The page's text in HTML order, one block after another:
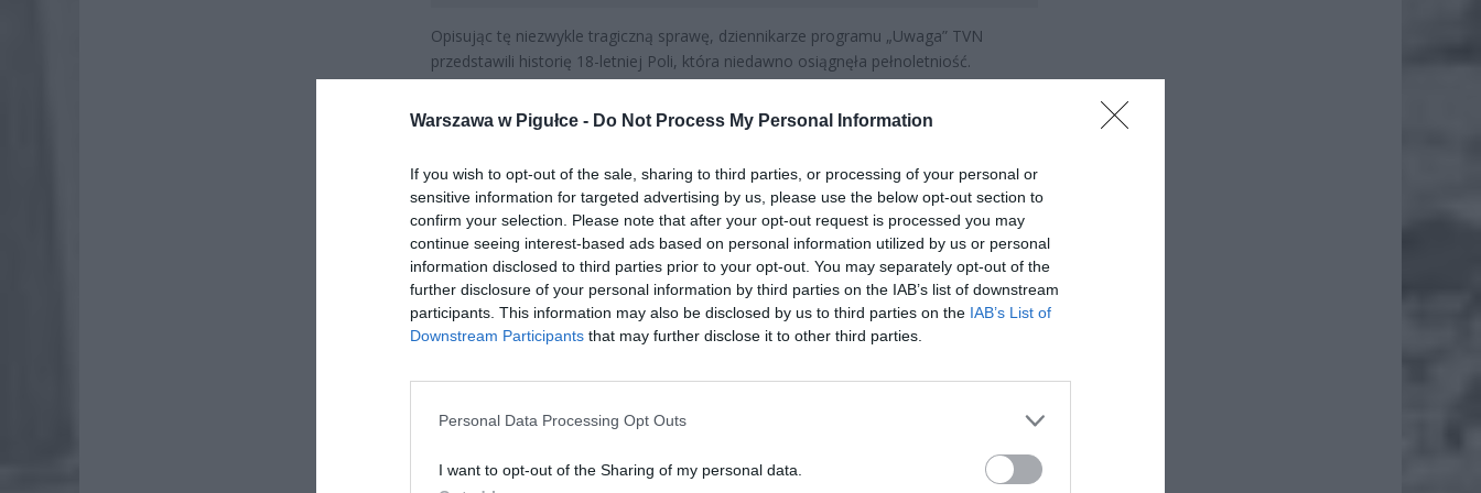
Warszawa w Pigułce - Do Not Process My Personal Information
If you wish to opt-out of the sale, sharing to third parties, or processing of your personal or
sensitive information for targeted advertising by us, please use the below opt-out section to
confirm your selection. Please note that after your opt-out request is processed you may
continue seeing interest-based ads based on personal information utilized by us or personal
information disclosed to third parties prior to your opt-out. You may separately opt-out of the
further disclosure of your personal information by third parties on the IAB’s list of downstream
participants. This information may also be disclosed by us to third parties on the IAB’s List of
Downstream Participants that may further disclose it to other third parties.
Personal Data Processing Opt Outs
I want to opt-out of the Sharing of my personal data.
Opisując tę niezwykle tragiczną sprawę, dziennikarze programu „Uwaga” TVN
przedstawili historię 18-letniej Poli, która niedawno osiągnęła pełnoletniość.
Pewnego dnia poczuła się trochę gorzej, a początkowo niegroźne objawy zaczęły
się stopniowo nasilać:
ad